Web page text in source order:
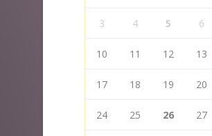
3 4 5 6
10 11 12 13
17 18 19 20
24 25 26 27